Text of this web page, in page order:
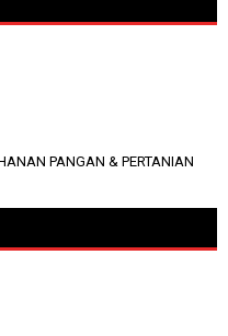
PANGAN & PERTANIAN